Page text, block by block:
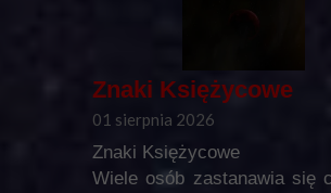
Znaki Księżycowe
01 sierpnia 2026
Znaki Księżycowe
Wiele osób zastanawia się